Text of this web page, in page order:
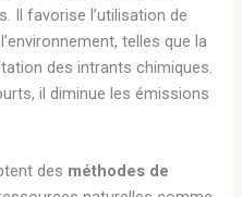
Il favorise l’utilisation de
telles que la
des intrants chimiques.
il diminue les émissions
des méthodes de